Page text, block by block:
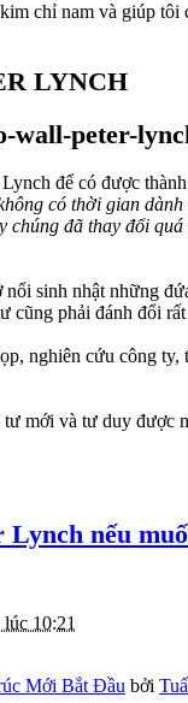
chỉ nam và giúp
LYNCH
để có được
có thời gian
đã thay đổi
sinh nhật những
cũng phải đánh đổi
nghiên cứu công
mới và tư duy
nếu
10:21
Mới Bắt Đầu bởi